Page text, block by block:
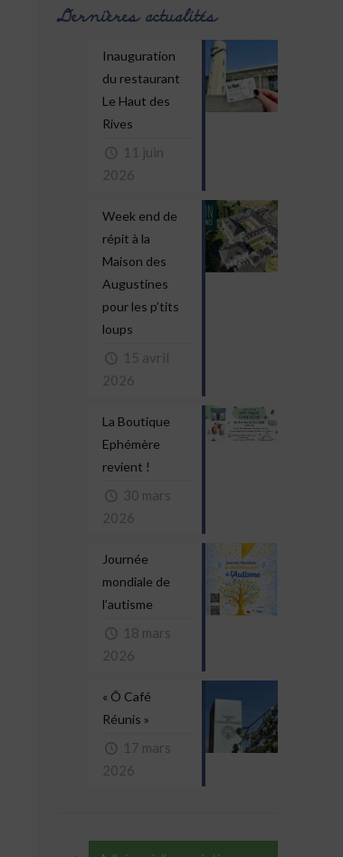
Dernières actualités
Inauguration
du restaurant
Le Haut des
Rives
11 juin
2026
Week end de
répit à la
Maison des
Augustines
pour les p’tits
loups
15 avril
2026
La Boutique
Ephémère
revient !
30 mars
2026
Journée
mondiale de
l’autisme
18 mars
2026
« Ô Café
Réunis »
17 mars
2026